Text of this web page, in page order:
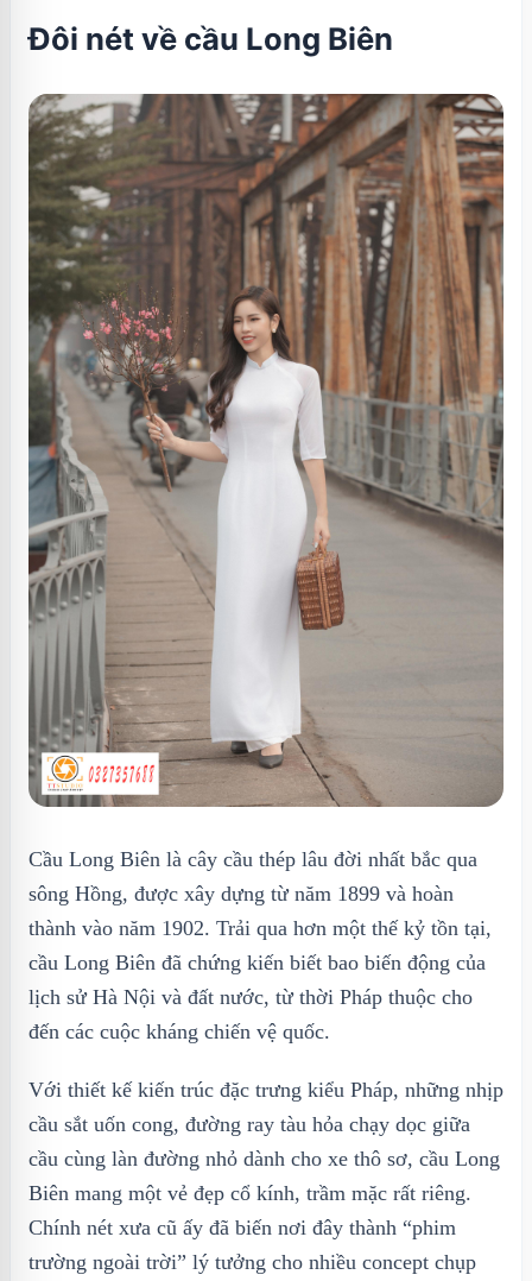
Đôi nét về cầu Long Biên
Cầu Long Biên là cây cầu thép lâu đời nhất bắc qua
sông Hồng, được xây dựng từ năm 1899 và hoàn
thành vào năm 1902. Trải qua hơn một thế kỷ tồn tại,
cầu Long Biên đã chứng kiến biết bao biến động của
lịch sử Hà Nội và đất nước, từ thời Pháp thuộc cho
đến các cuộc kháng chiến vệ quốc.
Với thiết kế kiến trúc đặc trưng kiểu Pháp, những nhịp
cầu sắt uốn cong, đường ray tàu hỏa chạy dọc giữa
cầu cùng làn đường nhỏ dành cho xe thô sơ, cầu Long
Biên mang một vẻ đẹp cổ kính, trầm mặc rất riêng.
Chính nét xưa cũ ấy đã biến nơi đây thành “phim
trường ngoài trời” lý tưởng cho nhiều concept chụp